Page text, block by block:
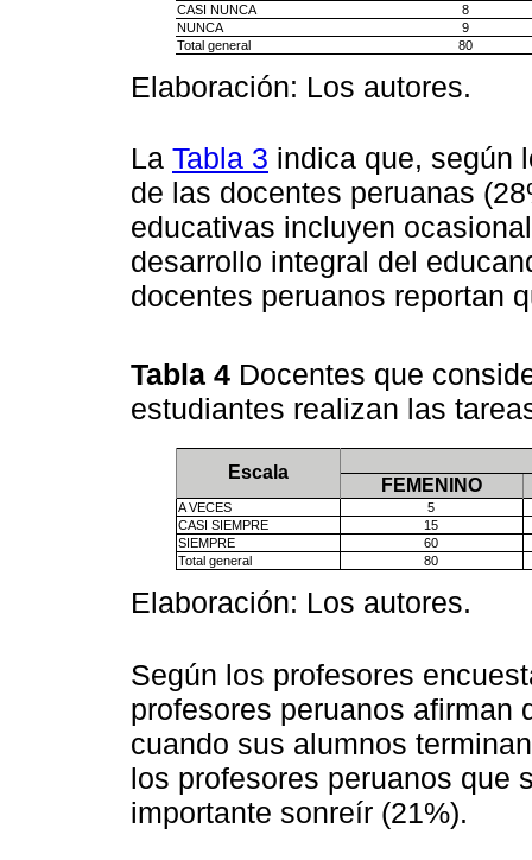
CASI NUNCA
8
NUNCA
9
Total general
80
Elaboración: Los autores.
La Tabla 3 indica que, según
de las docentes peruanas
educativas incluyen
desarrollo integral del
docentes peruanos reportan
Tabla 4 Docentes que
estudiantes realizan las
Escala
FEMENINO
A VECES
5
CASI SIEMPRE
15
SIEMPRE
60
Total general
80
Elaboración: Los autores.
Según los profesores
profesores peruanos afirman
cuando sus alumnos
los profesores peruanos que
importante sonreír (21%).